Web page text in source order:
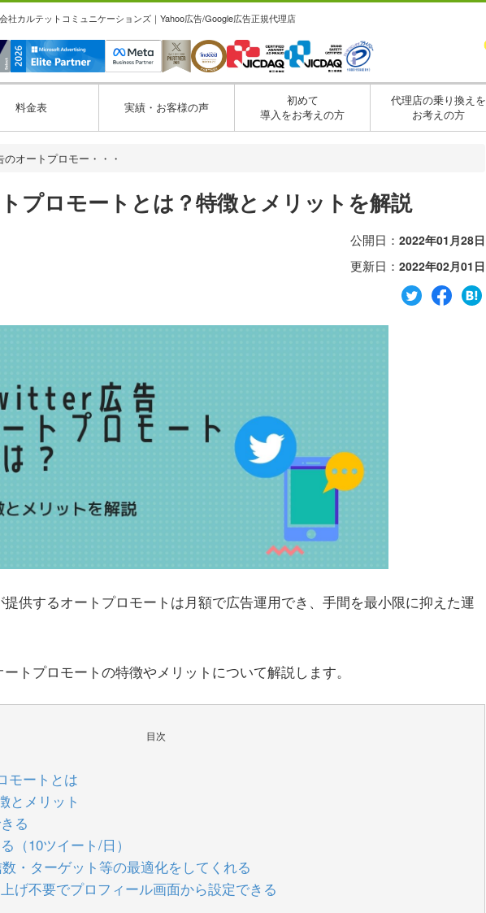
社カルテットコミュニケーションズ｜Yahoo広告/Google広告正規代理店
料金表 実績・お客様の声
初めて
導入をお考えの方
代理店の乗り換えを
お考えの方
のオートプロモー・・・
プロモートとは？特徴とメリットを解説
公開日： 2022年01月28日
更新日： 2022年02月01日
供するオートプロモートは月額で広告運用でき、手間を最小限に抑えた運
トプロモートの特徴やメリットについて解説します。
目次
モートとは
とメリット
る
（10ツイート/日）
・ターゲット等の最適化をしてくれる
げ不要でプロフィール画面から設定できる